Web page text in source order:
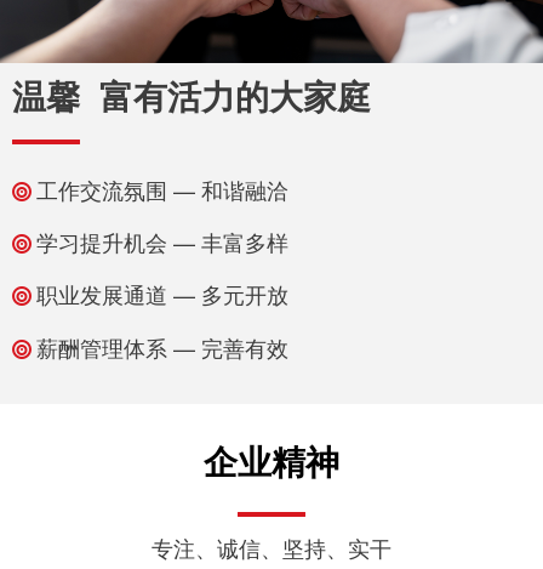
温馨 富有活力的大家庭
工作交流氛围 — 和谐融洽
学习提升机会 — 丰富多样
职业发展通道 — 多元开放
薪酬管理体系 — 完善有效
企业精神
专注、诚信、坚持、实干